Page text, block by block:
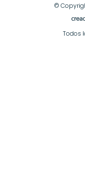
©
Todos